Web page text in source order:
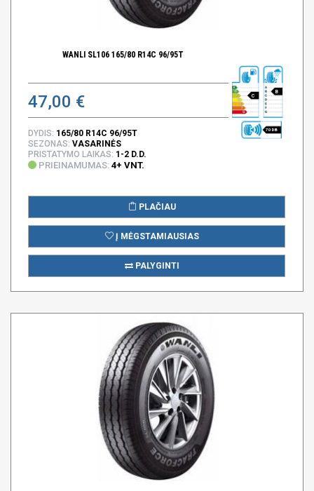
WANLI SL106 165/80 R14C 96/95T
47,00 € C
B
70 DB
DYDIS: 165/80 R14C 96/95T
SEZONAS: VASARINĖS
PRISTATYMO LAIKAS: 1-2 D.D.
PRIEINAMUMAS: 4+ VNT.
PLAČIAU
Į MĖGSTAMIAUSIAS
PALYGINTI